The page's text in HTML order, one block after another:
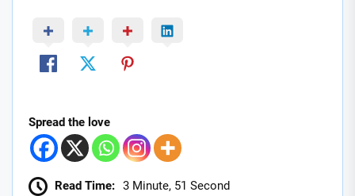
Spread the love
Read Time: 3 Minute, 51 Second